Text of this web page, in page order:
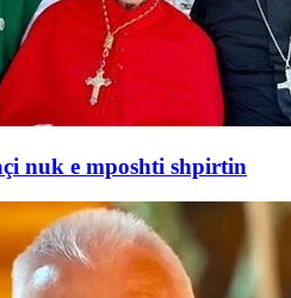
nuk e mposhti shpirtin